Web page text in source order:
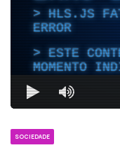
HLS.JS
ERROR
ESTE
MOMENTO
SOCIEDADE